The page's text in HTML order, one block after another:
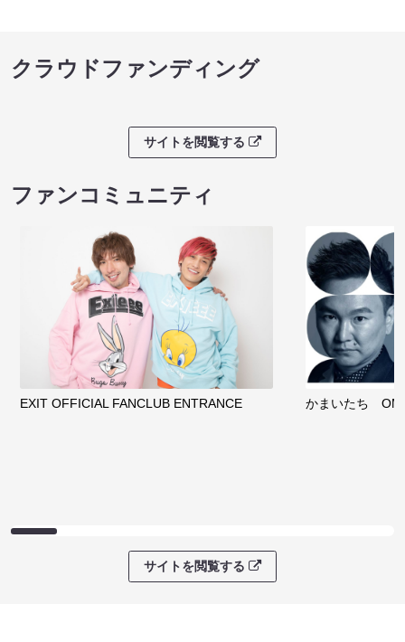
クラウドファンディング
サイトを閲覧する
ファンコミュニティ
EXIT OFFICIAL FANCLUB ENTRANCE かまいたち
サイトを閲覧する